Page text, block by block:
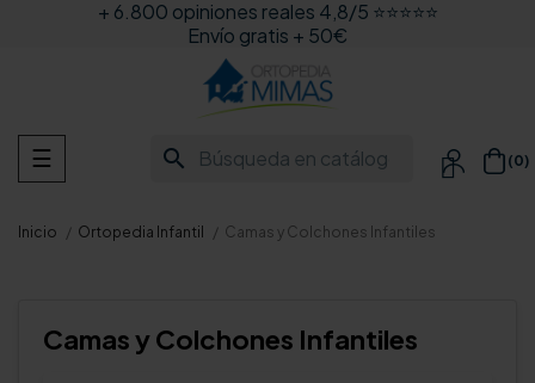
+ 6.800 opiniones reales 4,8/5 ⭐⭐⭐⭐⭐
Envío gratis + 50€
search  (0)
Navegación
de
☰
Inicio Ortopedia Infantil Camas y Colchones Infantiles
Camas y Colchones Infantiles